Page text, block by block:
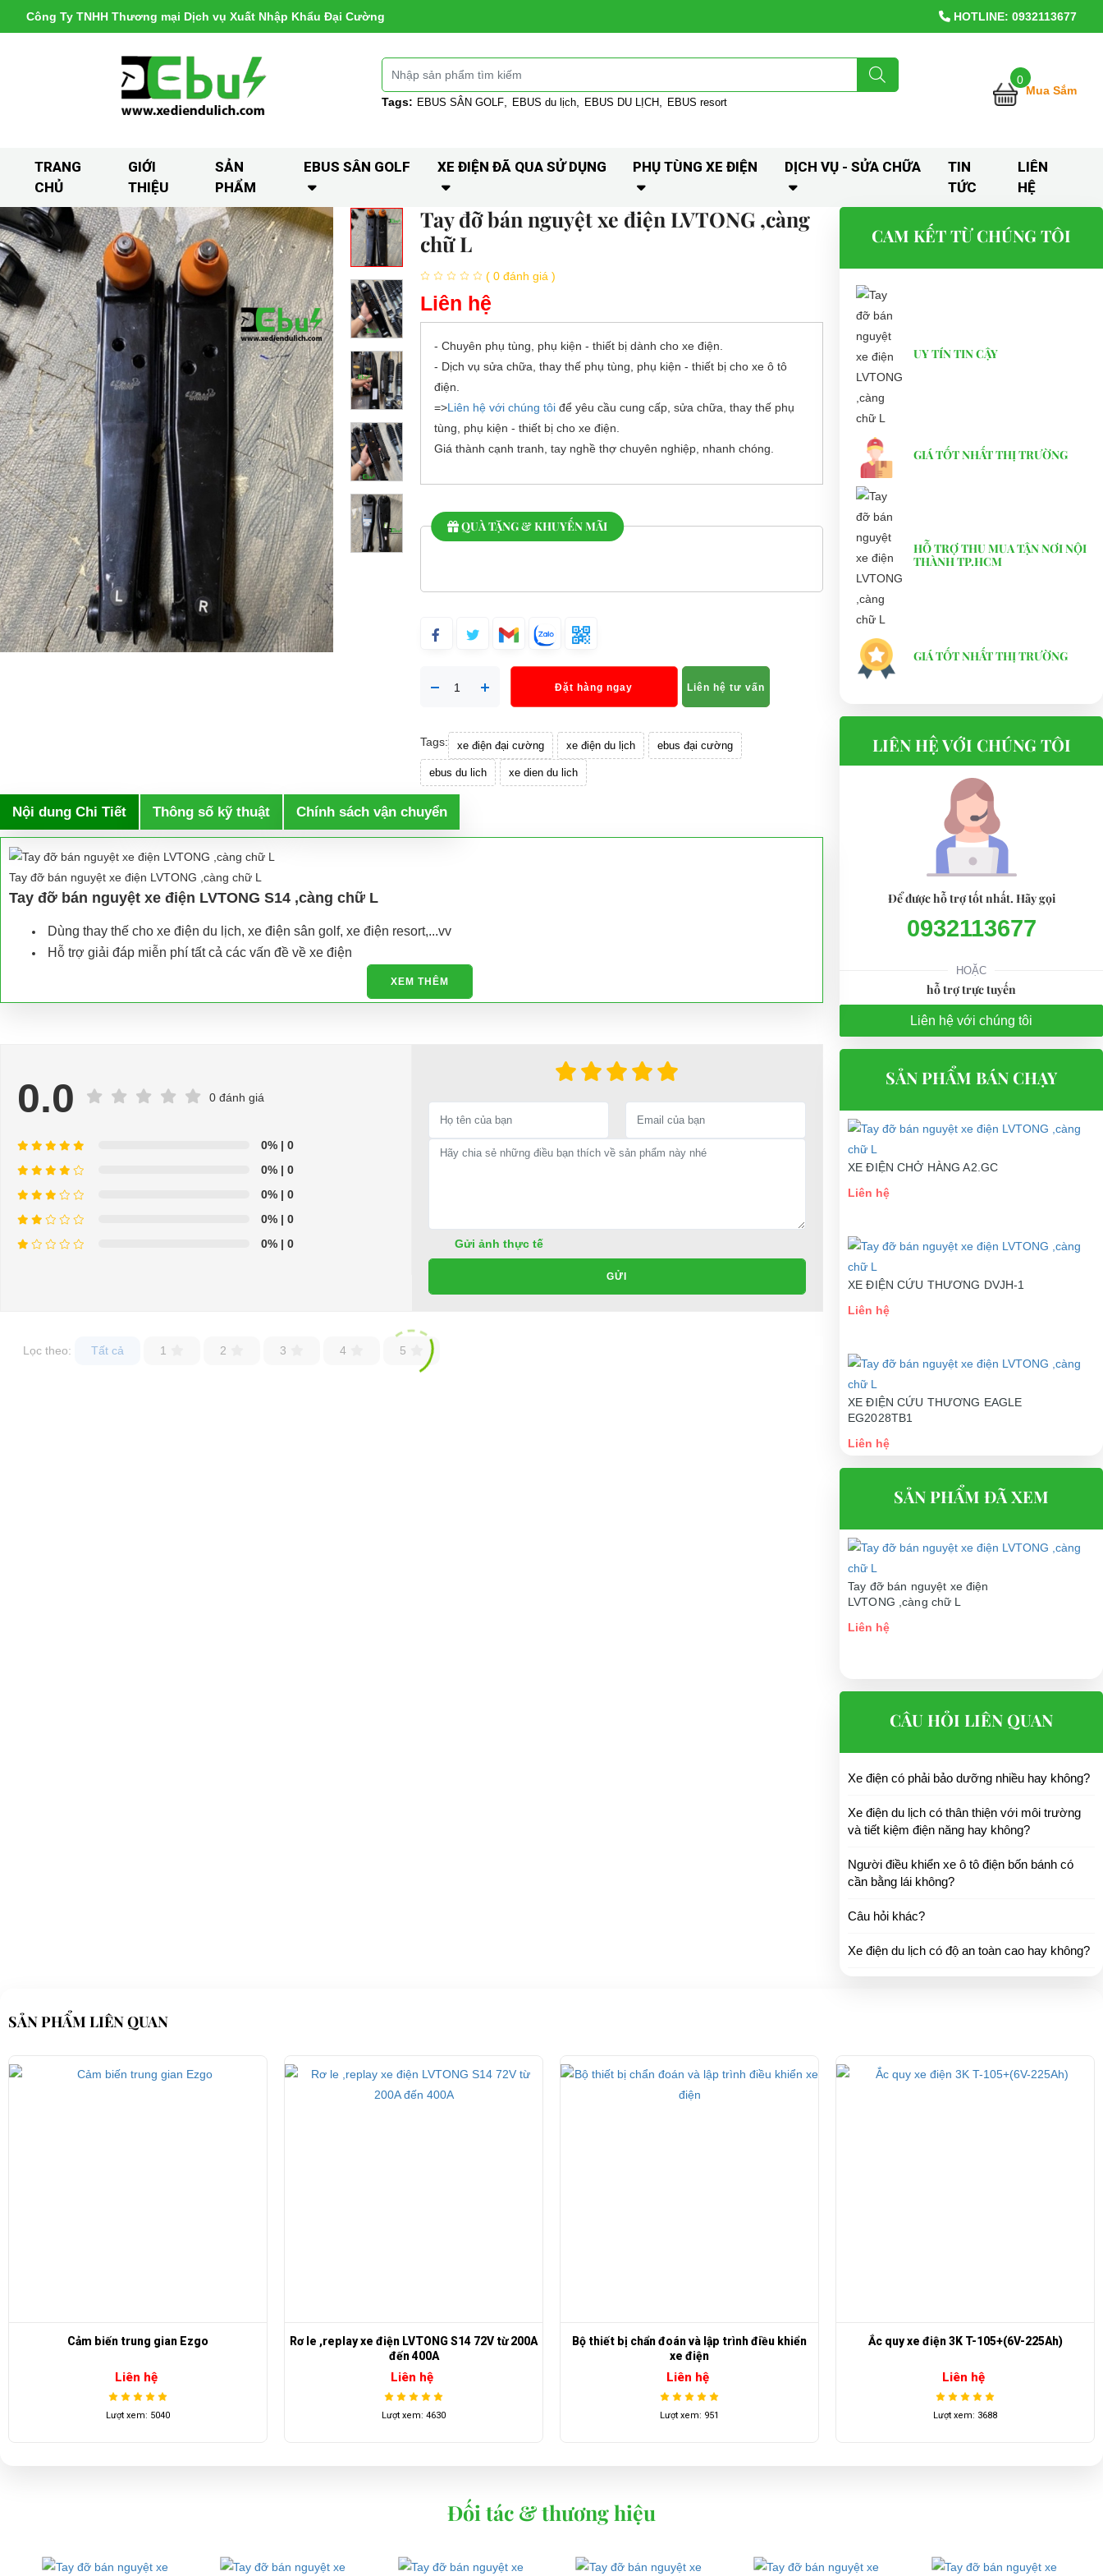
Công Ty TNHH Thương mại Dịch vụ Xuất Nhập Khẩu Đại Cường HOTLINE: 0932113677
Tags: EBUS SÂN GOLF EBUS du lịch EBUS DU LỊCH EBUS resort
0
Mua Sắm
TRANG
CHỦ
GIỚI
THIỆU
SẢN
PHẨM
EBUS SÂN GOLF XE ĐIỆN ĐÃ QUA SỬ DỤNG PHỤ TÙNG XE ĐIỆN DỊCH VỤ - SỬA CHỮA
TIN
TỨC
LIÊN
HỆ
Tay đỡ bán nguyệt xe điện LVTONG ,càng
chữ L
( 0 đánh giá )
Liên hệ
- Chuyên phụ tùng, phụ kiện - thiết bị dành cho xe điện.
- Dịch vụ sửa chữa, thay thế phụ tùng, phụ kiện - thiết bị cho xe ô tô
điện.
=>Liên hệ với chúng tôiđể yêu cầu cung cấp, sửa chữa, thay thế phụ
tùng, phụ kiện - thiết bị cho xe điện.
Giá thành cạnh tranh, tay nghề thợ chuyên nghiệp, nhanh chóng.
QUÀ TẶNG & KHUYẾN MÃI
Đặt hàng ngay Liên hệ tư vấn
Tags: xe điện đại cường xe điện du lịch ebus đại cường
ebus du lich xe dien du lich
Nội dung Chi Tiết Thông số kỹ thuật Chính sách vận chuyển
Tay đỡ bán nguyệt xe điện LVTONG ,càng chữ L
Tay đỡ bán nguyệt xe điện LVTONG S14 ,càng chữ L
Dùng thay thế cho xe điện du lịch, xe điện sân golf, xe điện resort,...vv
Hỗ trợ giải đáp miễn phí tất cả các vấn đề về xe điện
Công ty TNHH TM DV XNK Đại Cường
Địa chỉ: 845 Quốc Lộ 13, Phường Hiệp Bình Phước, Thành phố Thủ Đức, TP.HCM
Điện thoại: 08 68 100 260 ( Châu ) - 093 211 3677 ( Phú )
E-mail:phuhuynhkd@gmail.com
Website: phutungxegolf.com
XEM THÊM
0.0 0 đánh giá
0%| 0
0%| 0
0%| 0
0%| 0
0%| 0 Gửi ảnh thực tế
GỬI
Lọc theo: Tất cả 1 2 3 4 5
CAM KẾT TỪ CHÚNG TÔI
UY TÍN TIN CẬY
GIÁ TỐT NHẤT THỊ TRƯỜNG
HỖ TRỢ THU MUA TẬN NƠI NỘI
THÀNH TP.HCM
GIÁ TỐT NHẤT THỊ TRƯỜNG
LIÊN HỆ VỚI CHÚNG TÔI
Để được hỗ trợ tốt nhất. Hãy gọi
0932113677
HOẶC
hỗ trợ trực tuyến
Liên hệ với chúng tôi
SẢN PHẨM BÁN CHẠY
XE ĐIỆN CHỞ HÀNG A2.GC
Liên hệ
XE ĐIỆN CỨU THƯƠNG DVJH-1
Liên hệ
XE ĐIỆN CỨU THƯƠNG EAGLE
EG2028TB1
Liên hệ
XE ĐIỆN CỨU THƯƠNG DVJH-2
SẢN PHẨM ĐÃ XEM
Tay đỡ bán nguyệt xe điện
LVTONG ,càng chữ L
Liên hệ
CÂU HỎI LIÊN QUAN
Xe điện có phải bảo dưỡng nhiều hay không?
Xe điện du lịch có thân thiện với môi trường
và tiết kiệm điện năng hay không?
Người điều khiển xe ô tô điện bốn bánh có
cần bằng lái không?
Câu hỏi khác?
Xe điện du lịch có độ an toàn cao hay không?
SẢN PHẨM LIÊN QUAN
Rơ le ,replay xe điện LVTONG S14 72V từ 200A
Liên hệ
Lượt xem: 4630
Bộ thiết bị chẩn đoán và lập trình điều khiển
xe điện
Liên hệ
Lượt xem: 951
Ắc quy xe điện 3K T-105+(6V-225Ah)
Liên hệ
Lượt xem: 3688
Bơm hút chân không phanh xe
Liên hệ
Lượt xem: 4424
Đối tác & thương hiệu